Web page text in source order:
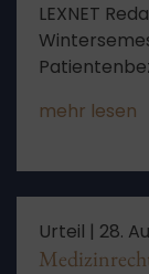
LEXNET
mehr lesen
Urteil | 28.